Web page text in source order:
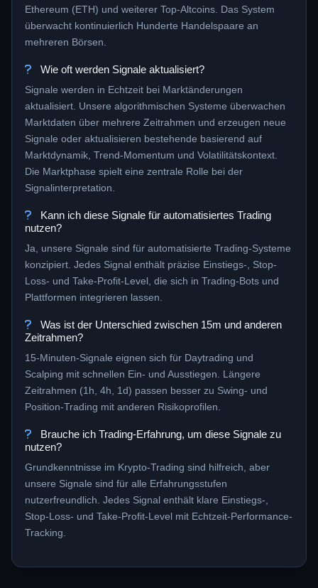
Ethereum (ETH) und weiterer Top-Altcoins. Das System
überwacht kontinuierlich Hunderte Handelspaare an
mehreren Börsen.
Wie oft werden Signale aktualisiert?
Signale werden in Echtzeit bei Marktänderungen
aktualisiert. Unsere algorithmischen Systeme überwachen
Marktdaten über mehrere Zeitrahmen und erzeugen neue
Signale oder aktualisieren bestehende basierend auf
Marktdynamik, Trend-Momentum und Volatilitätskontext.
Die Marktphase spielt eine zentrale Rolle bei der
Signalinterpretation.
Kann ich diese Signale für automatisiertes Trading
nutzen?
Ja, unsere Signale sind für automatisierte Trading-Systeme
konzipiert. Jedes Signal enthält präzise Einstiegs-, Stop-
Loss- und Take-Profit-Level, die sich in Trading-Bots und
Plattformen integrieren lassen.
Was ist der Unterschied zwischen 15m und anderen
Zeitrahmen?
15-Minuten-Signale eignen sich für Daytrading und
Scalping mit schnellen Ein- und Ausstiegen. Längere
Zeitrahmen (1h, 4h, 1d) passen besser zu Swing- und
Position-Trading mit anderen Risikoprofilen.
Brauche ich Trading-Erfahrung, um diese Signale zu
nutzen?
Grundkenntnisse im Krypto-Trading sind hilfreich, aber
unsere Signale sind für alle Erfahrungsstufen
nutzerfreundlich. Jedes Signal enthält klare Einstiegs-,
Stop-Loss- und Take-Profit-Level mit Echtzeit-Performance-
Tracking.